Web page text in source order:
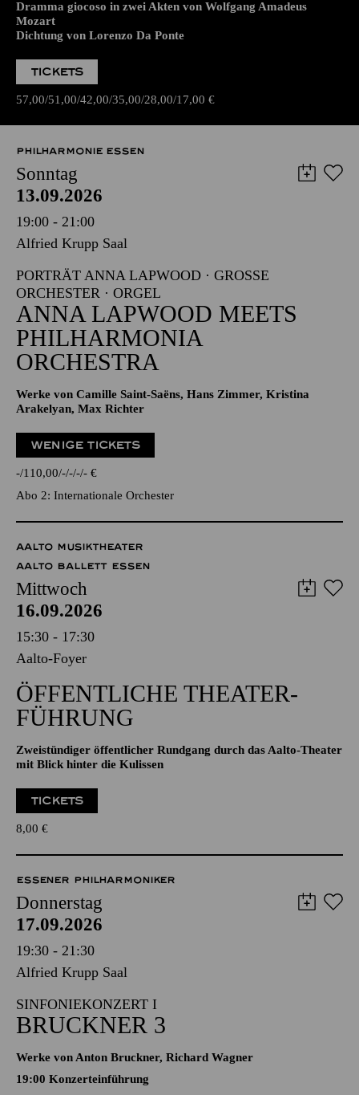
Dramma giocoso in zwei Akten von Wolfgang Amadeus
Mozart
Dichtung von Lorenzo Da Ponte
TICKETS
57,00 51,00 42,00 35,00 28,00 17,00 €
PHILHARMONIE ESSEN
Sonntag
13.09.2026
19:00 - 21:00
Alfried Krupp Saal
PORTRÄT ANNA LAPWOOD · GROSSE O
RCHESTER · ORGEL
ANNA LAPWOOD MEETS
PHILHARMONIA
ORCHESTRA
Werke von Camille Saint-Saëns, Hans Zimmer, Kristina
Arakelyan, Max Richter
WENIGE TICKETS
- 110,00 - - - - €
Abo 2: Internationale Orchester
AALTO MUSIKTHEATER
AALTO BALLETT ESSEN
Mittwoch
16.09.2026
15:30 - 17:30
Aalto-Foyer
ÖFFENTLICHE THEATER­
FÜHRUNG
Zweistündiger öffentlicher Rundgang durch das Aalto-Theater
mit Blick hinter die Kulissen
TICKETS
8,00 €
ESSENER PHILHARMONIKER
Donnerstag
17.09.2026
19:30 - 21:30
Alfried Krupp Saal
SINFONIEKONZERT I
BRUCKNER 3
Werke von Anton Bruckner, Richard Wagner
19:00 Konzerteinführung